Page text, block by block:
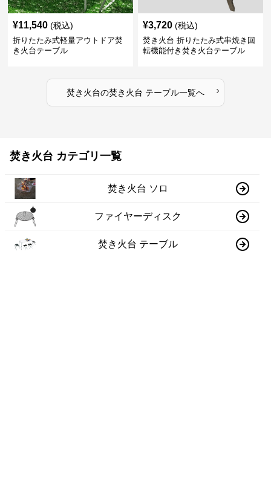
¥11,540 (税込)
折りたたみ式軽量アウトドア焚
き火台テーブル
¥3,720 (税込)
焚き火台 折りたたみ式串焼き回
転機能付き焚き火台テーブル
焚き火台の焚き火台 テーブル一覧へ ›
焚き火台 カテゴリ一覧
焚き火台 ソロ
ファイヤーディスク
焚き火台 テーブル